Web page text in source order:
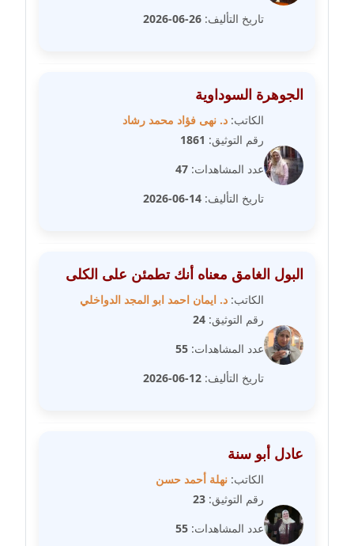
مدونة رشا شمس الدين
عاملة
عاملة
مدونة رشا ماهر
عاملة
عاملة
مدونة رهام معلا
عاملة
عاملة
مدونة زينب ابو الفضل
عاملة
مدونة زينب حمدي
تاريخ التأليف: 26-06-2026
الجوهرة السوداوية
الكاتب: د. نهى فؤاد محمد رشاد
رقم التوثيق: 1861
عدد المشاهدات: 47
تاريخ التأليف: 14-06-2026
البول الغامق معناه أنك تطمئن على الكلى
الكاتب: د. ايمان احمد ابو المجد الدواخلي
رقم التوثيق: 24
عدد المشاهدات: 55
تاريخ التأليف: 12-06-2026
عادل أبو سنة
الكاتب: نهلة أحمد حسن
رقم التوثيق: 23
عدد المشاهدات: 55